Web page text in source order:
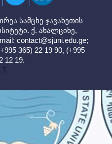
სამცხე-ჯავახეთის
ქ. ახალციხე,
contact@sjuni.edu.ge;
365) 22 19 90, (+995
12 19.